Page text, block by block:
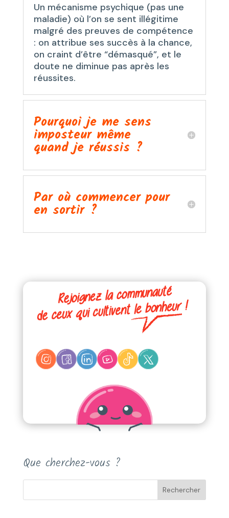
Un mécanisme psychique (pas une
maladie) où l’on se sent illégitime
malgré des preuves de compétence
: on attribue ses succès à la chance,
on craint d’être “démasqué”, et le
doute ne diminue pas après les
réussites.
Pourquoi je me sens
imposteur même
quand je réussis ?
Par où commencer pour
en sortir ?
Que cherchez-vous ?